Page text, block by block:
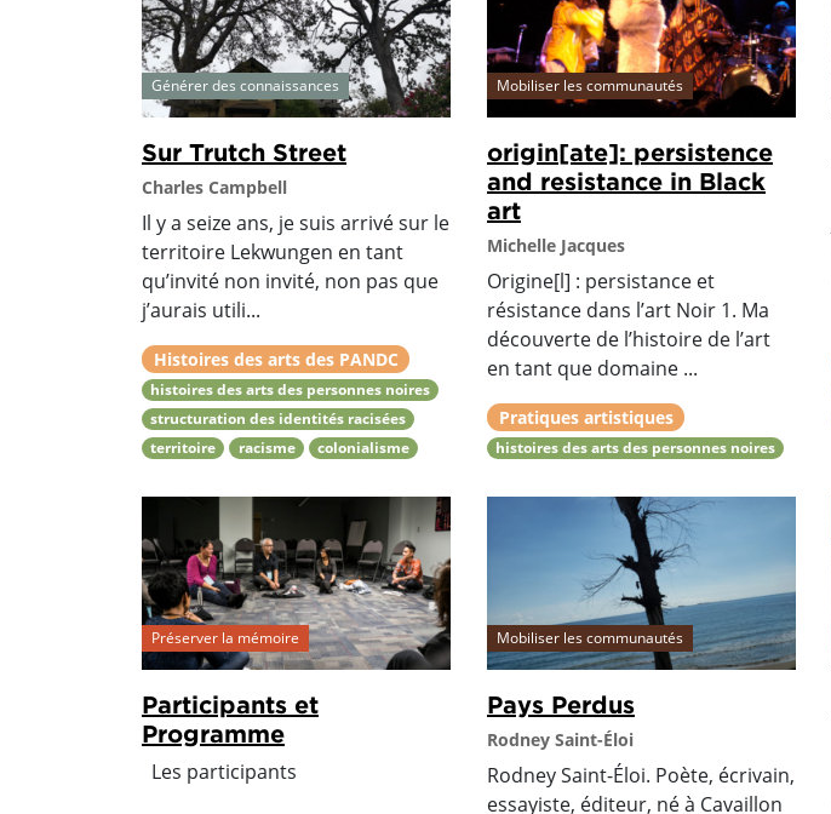
Générer des connaissances
Sur Trutch Street
Charles Campbell
Il y a seize ans, je suis arrivé sur le
territoire Lekwungen en tant
qu’invité non invité, non pas que
j’aurais utili...
Histoires des arts des PANDC
histoires des arts des personnes noires
structuration des identités racisées
territoire
racisme colonialisme
Mobiliser les communautés
origin[ate]: persistence
and resistance in Black
art
Michelle Jacques
Origine[l] : persistance et
résistance dans l’art Noir 1. Ma
découverte de l’histoire de l’art
en tant que domaine ...
Pratiques artistiques
histoires des arts des personnes noires
Préserver la mémoire
Participants et
Programme
Les participants
Mobiliser les communautés
Pays Perdus
Rodney Saint-Éloi
Rodney Saint-Éloi. Poète, écrivain,
essayiste, éditeur, né à Cavaillon